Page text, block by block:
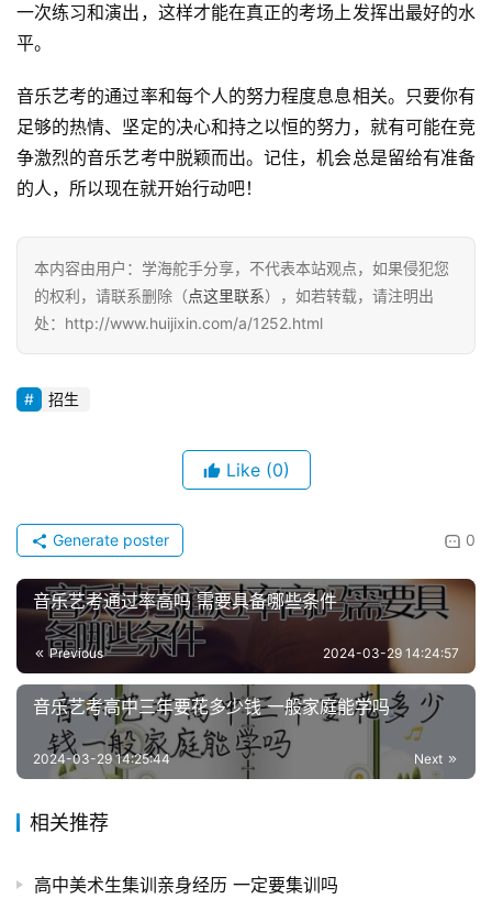
一次练习和演出，这样才能在真正的考场上发挥出最好的水
平。
音乐艺考的通过率和每个人的努力程度息息相关。只要你有
足够的热情、坚定的决心和持之以恒的努力，就有可能在竞
争激烈的音乐艺考中脱颖而出。记住，机会总是留给有准备
的人，所以现在就开始行动吧！
本内容由用户：学海舵手分享，不代表本站观点，如果侵犯您
的权利，请联系删除（点这里联系），如若转载，请注明出
处：http://www.huijixin.com/a/1252.html
招生
Like (0)
0
Generate poster
音乐艺考通过率高吗 需要具备哪些条件
Previous 2024-03-29 14:24:57
音乐艺考高中三年要花多少钱 一般家庭能学吗
Next
2024-03-29 14:25:44
相关推荐
高中美术生集训亲身经历 一定要集训吗